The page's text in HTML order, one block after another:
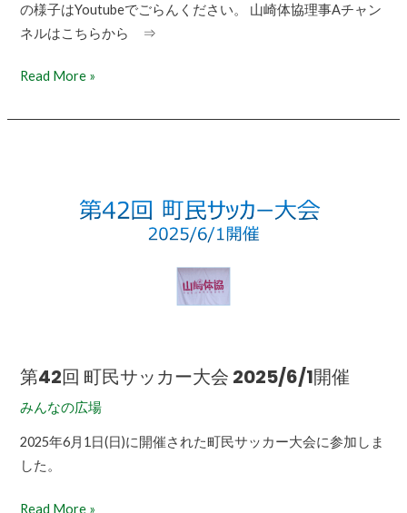
の様子はYoutubeでごらんください。 山崎体協理事Aチャン
ネルはこちらから ⇒
Read More »
第42回 町民サッカー大会 2025/6/1開催
みんなの広場
2025年6月1日(日)に開催された町民サッカー大会に参加しま
した。
会
2025/6/1
開
催
Read More »